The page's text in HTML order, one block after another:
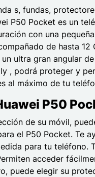
s, fundas,
P50 Pocket es un
con una
de hasta 12
ultra gran angular
, podrá proteger y
al máximo de tu
P50
de su móvil,
el P50 Pocket. Te
para tu teléfono.
acceder
puede elegir su